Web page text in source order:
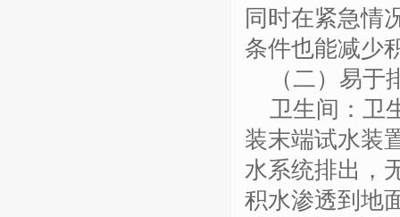
同时在紧急情
条件也能减少
（二）易于
卫生间：卫
装末端试水装
水系统排出，
积水渗透到地